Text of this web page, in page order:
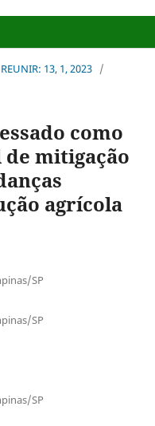
13, 1, 2023 /
como
mitigação
agrícola
SP
SP
SP